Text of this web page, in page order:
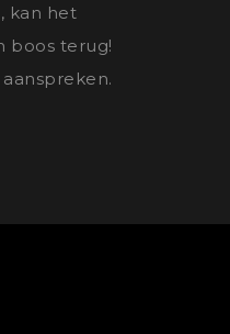
kan het
boos terug!